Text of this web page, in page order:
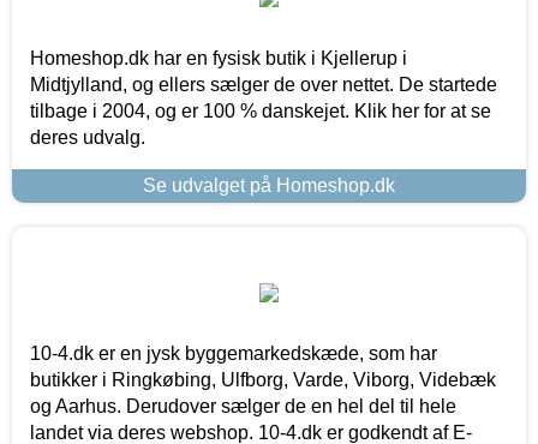
Homeshop.dk har en fysisk butik i Kjellerup i
Midtjylland, og ellers sælger de over nettet. De startede
tilbage i 2004, og er 100 % danskejet. Klik her for at se
deres udvalg.
Se udvalget på Homeshop.dk
10-4.dk er en jysk byggemarkedskæde, som har
butikker i Ringkøbing, Ulfborg, Varde, Viborg, Videbæk
og Aarhus. Derudover sælger de en hel del til hele
landet via deres webshop. 10-4.dk er godkendt af E-